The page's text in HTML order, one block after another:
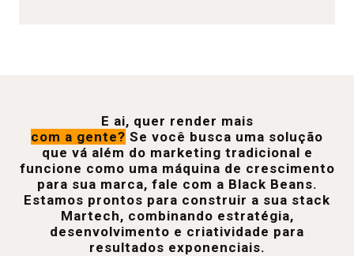
E ai, quer render mais
com a gente? Se você busca uma solução
que vá além do marketing tradicional e
funcione como uma máquina de crescimento
para sua marca, fale com a Black Beans.
Estamos prontos para construir a sua stack
Martech, combinando estratégia,
desenvolvimento e criatividade para
resultados exponenciais.